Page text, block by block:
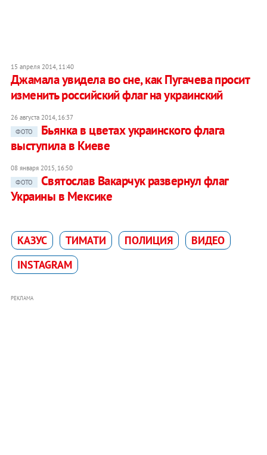
15 апреля 2014, 11:40
Джамала увидела во сне, как Пугачева просит
изменить российский флаг на украинский
26 августа 2014, 16:37
ФОТО
Бьянка в цветах украинского флага
выступила в Киеве
08 января 2015, 16:50
ФОТО
Святослав Вакарчук развернул флаг
Украины в Мексике
КАЗУС ТИМАТИ ПОЛИЦИЯ
ВИДЕО
INSTAGRAM
РЕКЛАМА